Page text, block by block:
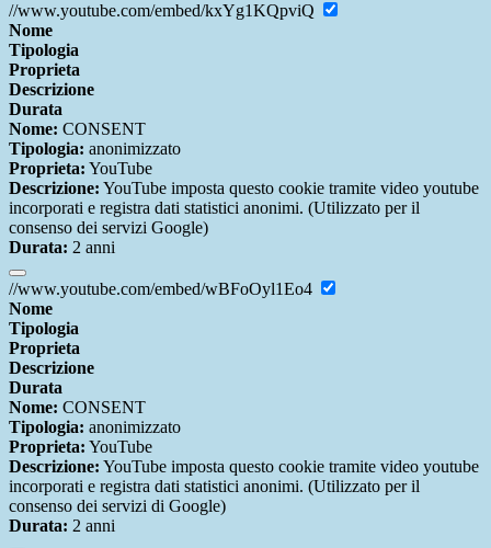
//www.youtube.com/embed/kxYg1KQpviQ
Nome
Tipologia
Proprieta
Descrizione
Durata
Nome: CONSENT
Tipologia: anonimizzato
Proprieta: YouTube
Descrizione: YouTube imposta questo cookie tramite video youtube
incorporati e registra dati statistici anonimi. (Utilizzato per il
consenso dei servizi Google)
Durata: 2 anni
//www.youtube.com/embed/wBFoOyl1Eo4
Nome
Tipologia
Proprieta
Descrizione
Durata
Nome: CONSENT
Tipologia: anonimizzato
Proprieta: YouTube
Descrizione: YouTube imposta questo cookie tramite video youtube
incorporati e registra dati statistici anonimi. (Utilizzato per il
consenso dei servizi di Google)
Durata: 2 anni